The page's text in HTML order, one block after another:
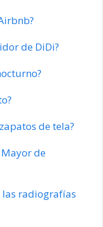
de DiDi?
de tela?
Mayor de
las radiografías